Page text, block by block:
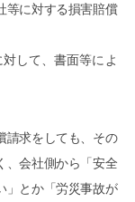
等に対する損害賠償
して、書面等によ
請求をしても、その
、会社側から「安全
」とか「労災事故が